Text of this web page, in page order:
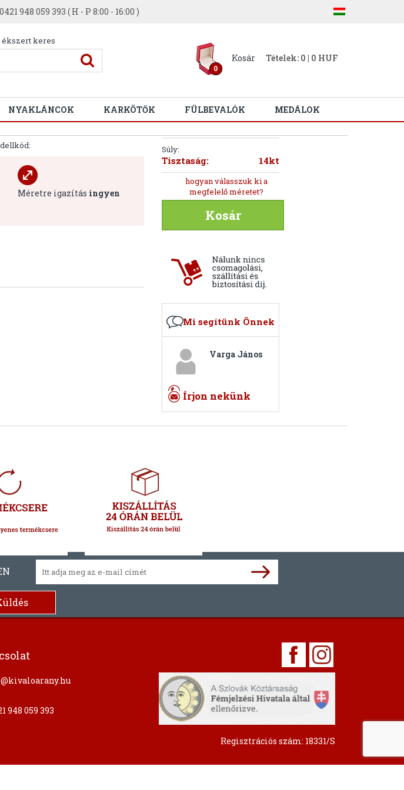
948 059 393 ( H - P 8:00 - 16:00 )
ékszert keres
0
Kosár Tételek: 0 | 0 HUF
NYAKLÁNCOK KARKÖTŐK FÜLBEVALÓK MEDÁLOK
Méretre igazítás ingyen
Súly:
Tisztaság: 14kt
hogyan válasszuk ki a
megfelelő méretet?
Kosár
Mi segítünk Önnek
Varga János
Írjon nekünk
948 059 393
Regisztrációs szám: 18331/S